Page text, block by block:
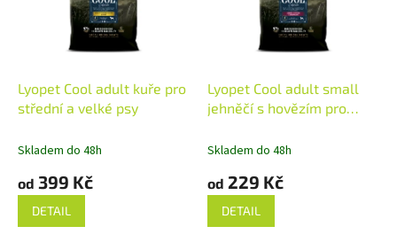
Lyopet Cool adult kuře pro
střední a velké psy
Skladem do 48h
od 399 Kč
DETAIL
Lyopet Cool adult small
jehněčí s hovězím pro
Skladem do 48h
od 229 Kč
DETAIL